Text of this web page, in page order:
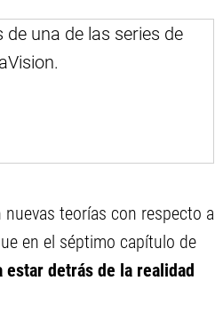
teorías con respecto a
en el séptimo capítulo de
detrás de la realidad